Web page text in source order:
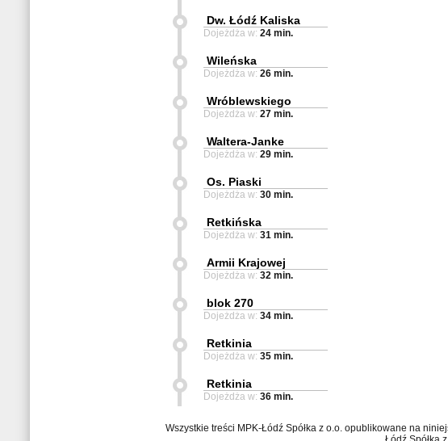
Dw. Łódź Kaliska
Dojeżdża w: 24 min.
Wileńska
Dojeżdża w: 26 min.
Wróblewskiego
Dojeżdża w: 27 min.
Waltera-Janke
Dojeżdża w: 29 min.
Os. Piaski
Dojeżdża w: 30 min.
Retkińska
Dojeżdża w: 31 min.
Armii Krajowej
Dojeżdża w: 32 min.
blok 270
Dojeżdża w: 34 min.
Retkinia
Dojeżdża w: 35 min.
Retkinia
Dojeżdża w: 36 min.
Wszystkie treści MPK-Łódź Spółka z o.o. opublikowane na